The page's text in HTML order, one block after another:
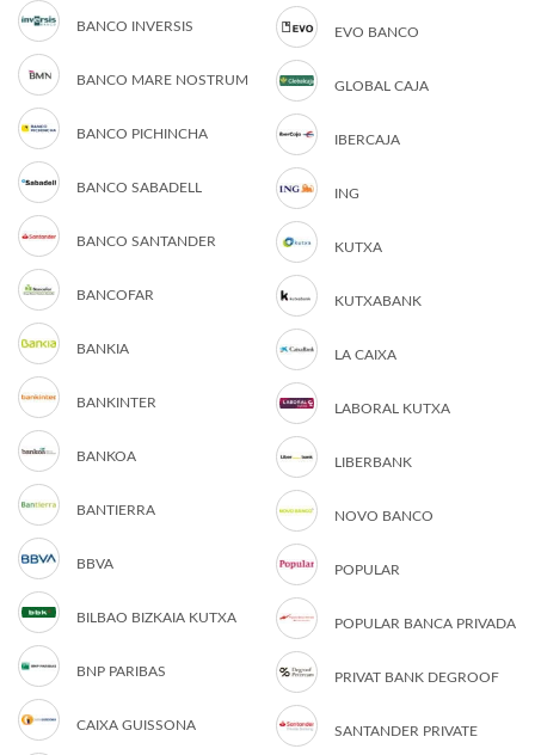
BANCO INVERSIS
BANCO MARE NOSTRUM
BANCO PICHINCHA
BANCO SABADELL
BANCO SANTANDER
BANCOFAR
BANKIA
BANKINTER
BANKOA
BANTIERRA
BBVA
BILBAO BIZKAIA KUTXA
BNP PARIBAS
CAIXA GUISSONA
EVO BANCO
GLOBAL CAJA
IBERCAJA
ING
KUTXA
KUTXABANK
LA CAIXA
LABORAL KUTXA
LIBERBANK
NOVO BANCO
POPULAR
POPULAR BANCA PRIVADA
PRIVAT BANK DEGROOF
SANTANDER PRIVATE